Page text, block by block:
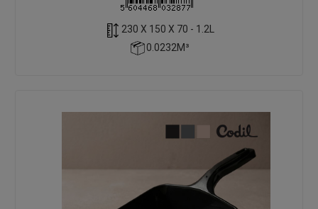
230 X 150 X 70 - 1.2L
0.0232M³